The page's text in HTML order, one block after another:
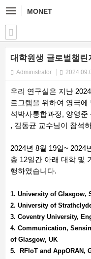
MONET
대학원생 글로벌챌
Administrator
우리 연구실은 지난
로그램을 위하여 영국
석박사통합과정, 양영준
, 김동균 교수님이 참석
2024년 8월 19일~ 2024
총 12일간 아래 대학 및
행하였습니다.
1. University of Glasgow,
2. University of
3. Coventry University,
4. Communication,
of Glasgow, UK
5. RFIoT and AppORAN,